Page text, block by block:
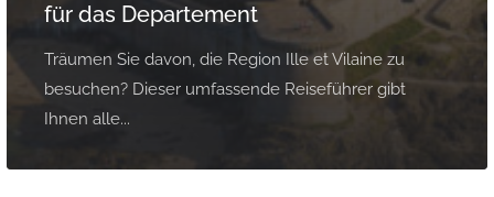
für das Departement
Träumen Sie davon, die Region Ille et Vilaine zu
besuchen? Dieser umfassende Reiseführer gibt
Ihnen alle...